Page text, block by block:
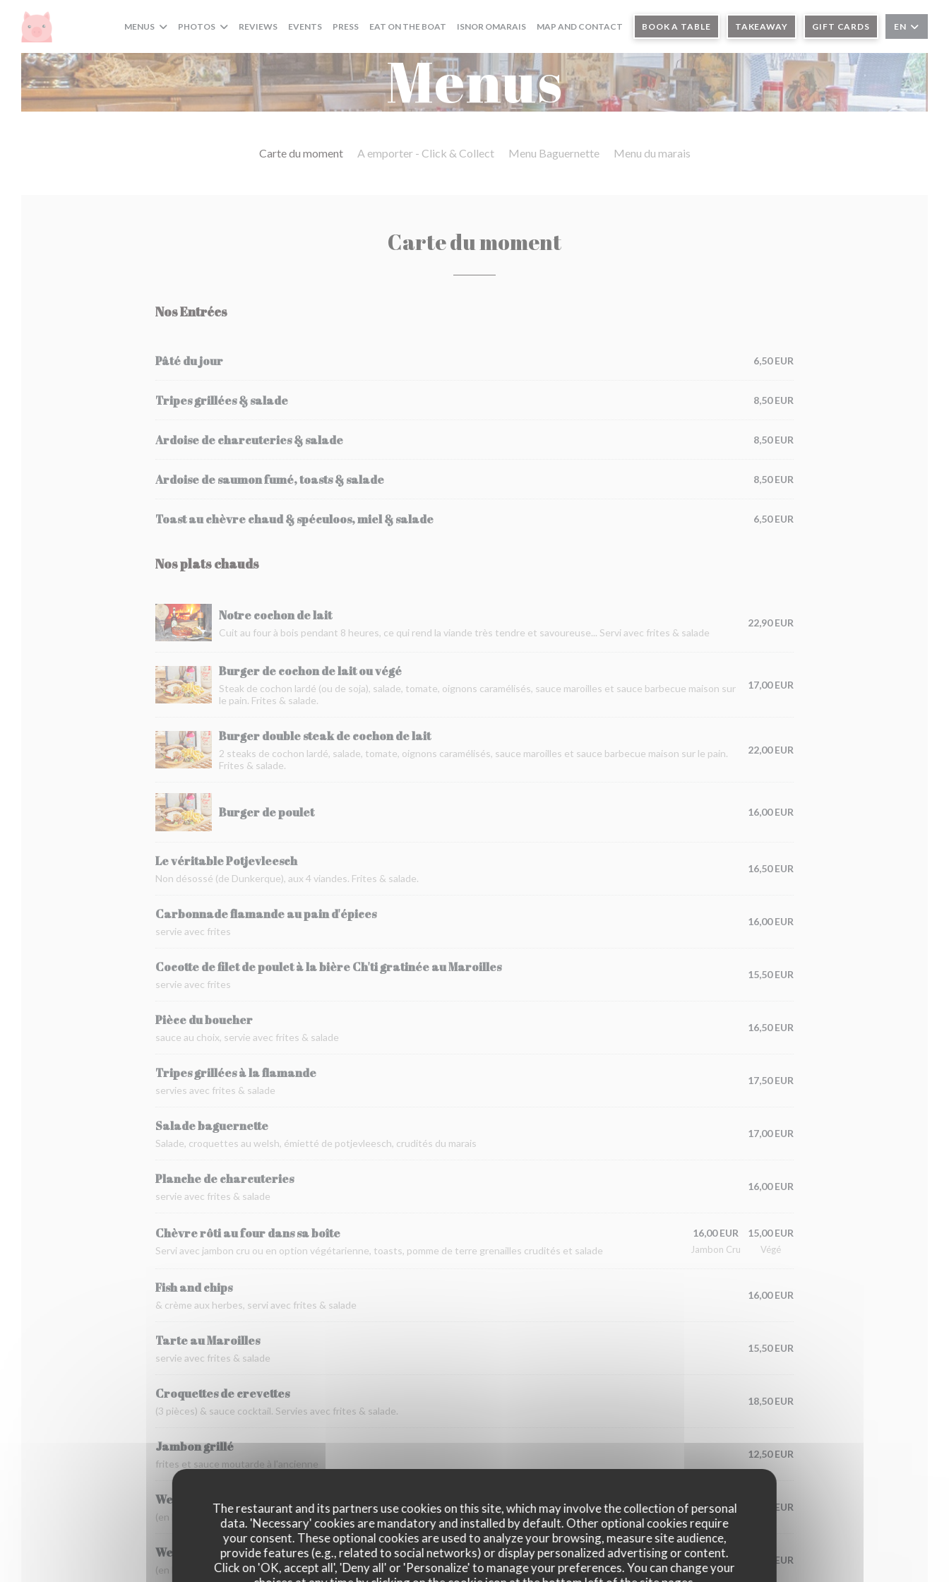
Personalizing your cookie choices
The restaurant and its partners use cookies on this site, which may involve the collection of personal
data. 'Necessary' cookies are mandatory and installed by default. Other optional cookies require
your consent. These optional cookies are used to analyze your browsing, measure site audience,
provide features (e.g., related to social networks) or display personalized advertising or content.
Click on 'OK, accept all', 'Deny all' or 'Personalize' to manage your preferences. You can change your
MENUS PHOTOS REVIEWS EVENTS PRESS EAT ON THE BOAT((OPENS IN A NEW WINDOW))
ISNOR OMARAIS((OPENS IN A NEW WINDOW))
MAP AND CONTACT BOOK A TABLE TAKEAWAY GIFT CARDS EN
Menus
Carte du moment A emporter - Click & Collect Menu Baguernette Menu du marais
Carte du moment
Nos Entrées
Pâté du jour 6,50 EUR
Tripes grillées & salade 8,50 EUR
Ardoise de charcuteries & salade 8,50 EUR
Ardoise de saumon fumé, toasts & salade 8,50 EUR
Toast au chèvre chaud & spéculoos, miel & salade 6,50 EUR
Nos plats chauds
Notre cochon de lait
Cuit au four à bois pendant 8 heures, ce qui rend la viande très tendre et savoureuse... Servi avec frites & salade
22,90 EUR
Burger de cochon de lait ou végé
Steak de cochon lardé (ou de soja), salade, tomate, oignons caramélisés, sauce maroilles et sauce barbecue maison sur
le pain. Frites & salade.
17,00 EUR
Burger double steak de cochon de lait
2 steaks de cochon lardé, salade, tomate, oignons caramélisés, sauce maroilles et sauce barbecue maison sur le pain.
Frites & salade.
22,00 EUR
Burger de poulet 16,00 EUR
Le véritable Potjevleesch
Non désossé (de Dunkerque), aux 4 viandes. Frites & salade.
16,50 EUR
Carbonnade flamande au pain d'épices
servie avec frites
16,00 EUR
Cocotte de filet de poulet à la bière Ch'ti gratinée au Maroilles
servie avec frites
15,50 EUR
Pièce du boucher
sauce au choix, servie avec frites & salade
16,50 EUR
Tripes grillées à la flamande
servies avec frites & salade
17,50 EUR
Salade baguernette
Salade, croquettes au welsh, émietté de potjevleesch, crudités du marais
17,00 EUR
Planche de charcuteries
servie avec frites & salade
16,00 EUR
Chèvre rôti au four dans sa boîte
Servi avec jambon cru ou en option végétarienne, toasts, pomme de terre grenailles crudités et salade
16,00 EUR
Jambon Cru
15,00 EUR
Végé
Fish and chips
& crème aux herbes, servi avec frites & salade
16,00 EUR
Tarte au Maroilles
servie avec frites & salade
15,50 EUR
Croquettes de crevettes
(3 pièces) & sauce cocktail. Servies avec frites & salade.
18,50 EUR
Jambon grillé
frites et sauce moutarde à l'ancienne
12,50 EUR
Welsh simple
(en hiver)
15,00 EUR
Welsh complet
(en hiver)
16,00 EUR